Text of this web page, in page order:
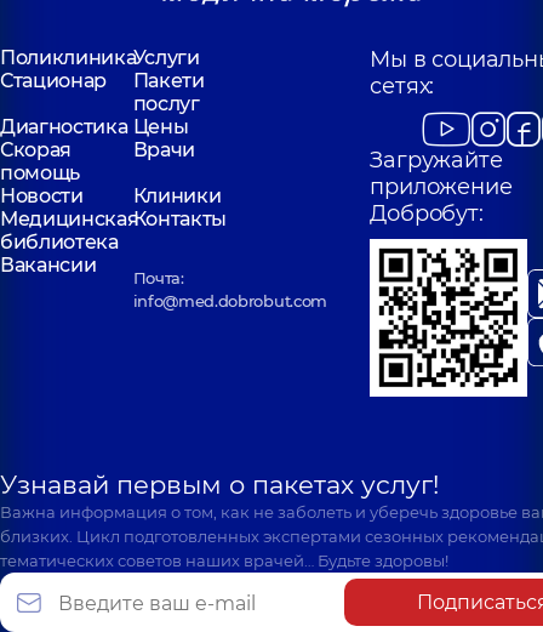
ПоликлиникаУслуги
Стационар
Пакети
послуг
Диагностика Цены
Скорая
помощь
Врачи
Новости
Клиники
Медицинская
библиотека
Контакты
Вакансии
Почта:
info@med.dobrobut.com
Мы в
сетях:
Загружайте
приложение
Добробут:
Узнавай первым о пакетах услуг!
Важна информация о том, как не заболеть и уберечь здоровье
близких. Цикл подготовленных экспертами сезонных
тематических советов наших врачей… Будьте здоровы!